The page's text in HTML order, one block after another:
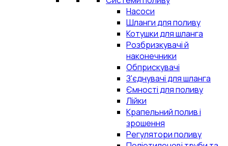
Насоси
Шланги для поливу
Котушки для шланга
Розбризкувачі й
наконечники
Обприскувачі
З'єднувачі для шланга
Ємності для поливу
Лійки
Крапельний полив і
зрошення
Регулятори поливу